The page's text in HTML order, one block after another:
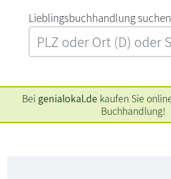
L‍i‍e‍b‍l‍i‍n‍g‍s‍b‍u‍c‍h‍h‍a‍n‍d‍l‍u‍n‍g‍
Bei genialokal.de kaufen Sie
Buchhandlung!